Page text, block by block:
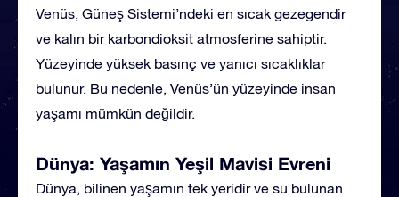
Venüs, Güneş Sistemi’ndeki en sıcak gezegendir
ve kalın bir karbondioksit atmosferine sahiptir.
Yüzeyinde yüksek basınç ve yanıcı sıcaklıklar
bulunur. Bu nedenle, Venüs’ün yüzeyinde insan
yaşamı mümkün değildir.
Dünya: Yaşamın Yeşil Mavisi Evreni
Dünya, bilinen yaşamın tek yeridir ve su bulunan